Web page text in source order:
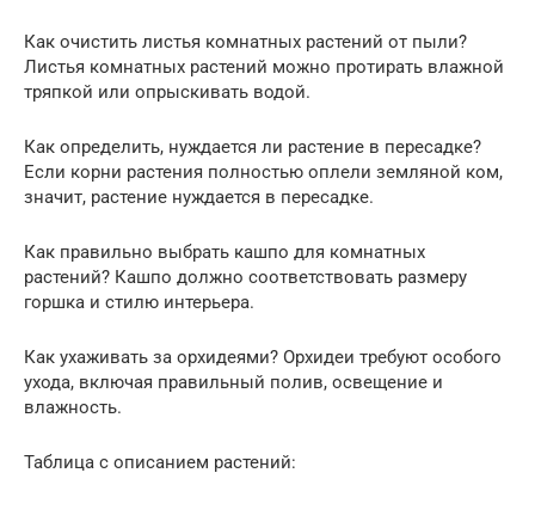
Как очистить листья комнатных растений от пыли?
Листья комнатных растений можно протирать влажной
тряпкой или опрыскивать водой.
Как определить, нуждается ли растение в пересадке?
Если корни растения полностью оплели земляной ком,
значит, растение нуждается в пересадке.
Как правильно выбрать кашпо для комнатных
растений? Кашпо должно соответствовать размеру
горшка и стилю интерьера.
Как ухаживать за орхидеями? Орхидеи требуют особого
ухода, включая правильный полив, освещение и
влажность.
Таблица с описанием растений: